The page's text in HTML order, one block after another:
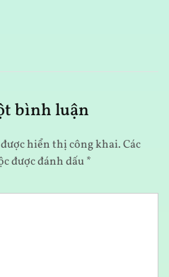
bình luận
hiển thị công khai.Các
được đánh dấu*